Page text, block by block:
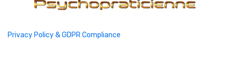
Privacy Policy & GDPR Compliance